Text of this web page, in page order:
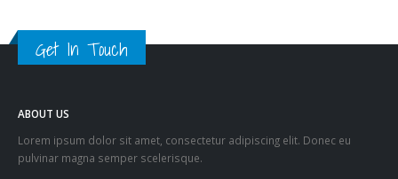
Get In Touch
ABOUT US
Lorem ipsum dolor sit amet, consectetur adipiscing elit. Donec eu
pulvinar magna semper scelerisque.